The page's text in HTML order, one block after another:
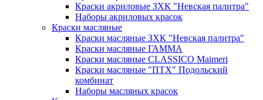
Краски акриловые ЗХК "Невская палитра"
Наборы акриловых красок
Краски масляные
Краски масляные ЗХК "Невская палитра"
Краски масляные ГАММА
Краски масляные CLASSICO Maimeri
Краски масляные "ПТХ" Подольский
комбинат
Наборы масляных красок